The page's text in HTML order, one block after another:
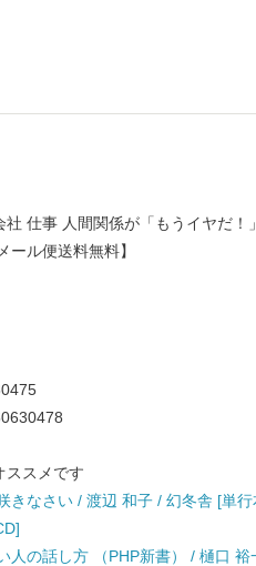
社 仕事 人間関係が「もうイヤだ
ール便送料無料】
ススメです
きなさい / 渡辺 和子 / 幻冬舎 [単行
人の話し方 （PHP新書） / 樋口